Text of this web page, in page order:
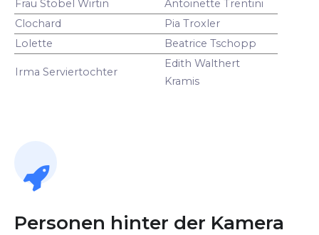
Frau Stobel Wirtin
Antoinette Trentini
Clochard
Pia Troxler
Lolette
Beatrice Tschopp
Irma Serviertochter
Edith Walthert
Kramis
Personen hinter der Kamera